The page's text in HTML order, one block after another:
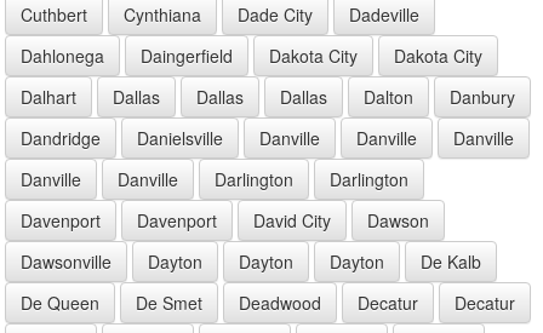
Cuthbert
Cynthiana Dade City
Dadeville
Dahlonega
Daingerfield Dakota City
Dakota City
Dalhart
Dallas Dallas Dallas Dalton
Danbury
Dandridge
Danielsville Danville Danville
Danville
Danville
Danville Darlington
Darlington
Davenport
Davenport David City
Dawson
Dawsonville
Dayton Dayton Dayton
De Kalb
De Queen
De Smet Deadwood Decatur
Decatur